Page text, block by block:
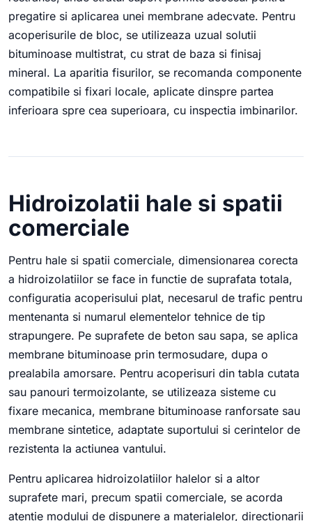
pregatire si aplicarea unei membrane adecvate. Pentru
acoperisurile de bloc, se utilizeaza uzual solutii
bituminoase multistrat, cu strat de baza si finisaj
mineral. La aparitia fisurilor, se recomanda componente
compatibile si fixari locale, aplicate dinspre partea
inferioara spre cea superioara, cu inspectia imbinarilor.
Hidroizolatii hale si spatii
comerciale
Pentru hale si spatii comerciale, dimensionarea corecta
a hidroizolatiilor se face in functie de suprafata totala,
configuratia acoperisului plat, necesarul de trafic pentru
mentenanta si numarul elementelor tehnice de tip
strapungere. Pe suprafete de beton sau sapa, se aplica
membrane bituminoase prin termosudare, dupa o
prealabila amorsare. Pentru acoperisuri din tabla cutata
sau panouri termoizolante, se utilizeaza sisteme cu
fixare mecanica, membrane bituminoase ranforsate sau
membrane sintetice, adaptate suportului si cerintelor de
rezistenta la actiunea vantului.
Pentru aplicarea hidroizolatiilor halelor si a altor
suprafete mari, precum spatii comerciale, se acorda
atentie modului de dispunere a materialelor, directionarii